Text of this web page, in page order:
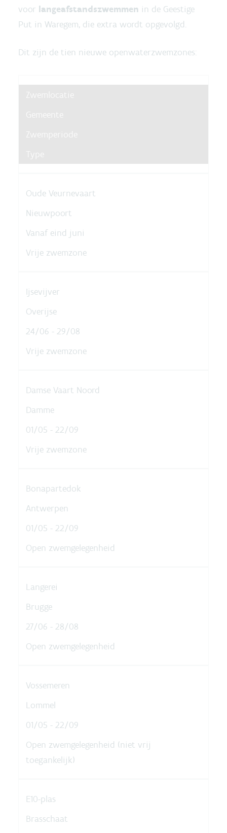
voor langeafstandszwemmen in de Geestige
Put in Waregem, die extra wordt opgevolgd.
Dit zijn de tien nieuwe openwaterzwemzones:
Oude Veurnevaart
Nieuwpoort
Vanaf eind juni
Vrije zwemzone
Ijsevijver
Overijse
24/06 - 29/08
Vrije zwemzone
Damse Vaart Noord
Damme
01/05 - 22/09
Vrije zwemzone
Bonapartedok
Antwerpen
01/05 - 22/09
Open zwemgelegenheid
Langerei
Brugge
27/06 - 28/08
Open zwemgelegenheid
Vossemeren
Lommel
01/05 - 22/09
Open zwemgelegenheid (niet vrij
toegankelijk)
E10-plas
Brasschaat